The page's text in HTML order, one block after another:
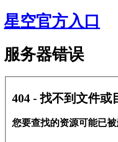
星空官方入口
服务器错误
404 - 找不到文件或
您要查找的资源可能已